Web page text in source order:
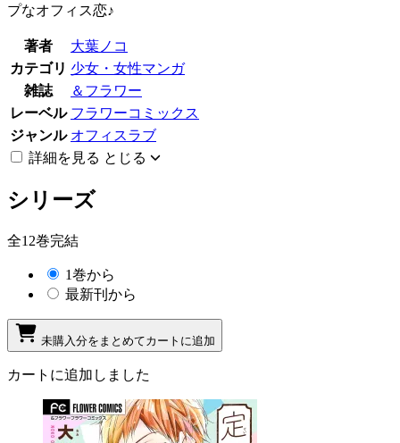
プなオフィス恋♪
著者
大葉ノコ
カテゴリ 少女・女性マンガ
雑誌
＆フラワー
レーベル フラワーコミックス
ジャンル オフィスラブ
詳細を見る とじる
シリーズ
全12巻完結
1巻から
最新刊から
未購入分をまとめてカートに追加
カートに追加しました